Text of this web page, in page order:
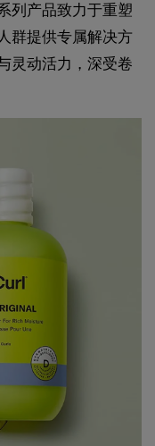
列产品致力于重塑
群提供专属解决方
灵动活力，深受卷